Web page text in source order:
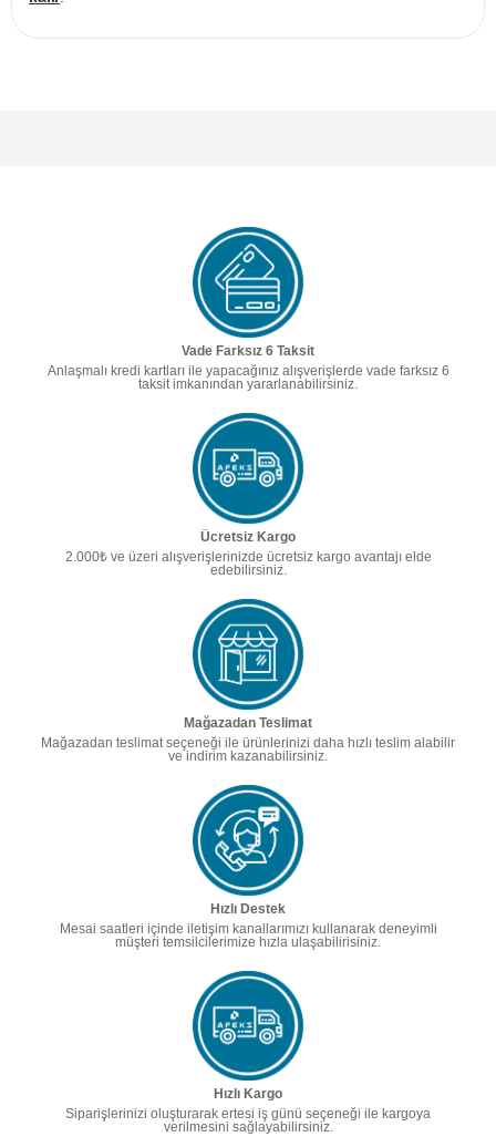
Vade Farksız 6 Taksit
Anlaşmalı kredi kartları ile yapacağınız alışverişlerde vade farksız 6
taksit imkanından yararlanabilirsiniz.
Ücretsiz Kargo
2.000₺ ve üzeri alışverişlerinizde ücretsiz kargo avantajı elde
edebilirsiniz.
Mağazadan Teslimat
Mağazadan teslimat seçeneği ile ürünlerinizi daha hızlı teslim alabilir
ve indirim kazanabilirsiniz.
Hızlı Destek
Mesai saatleri içinde iletişim kanallarımızı kullanarak deneyimli
müşteri temsilcilerimize hızla ulaşabilirisiniz.
Hızlı Kargo
Siparişlerinizi oluşturarak ertesi iş günü seçeneği ile kargoya
verilmesini sağlayabilirsiniz.